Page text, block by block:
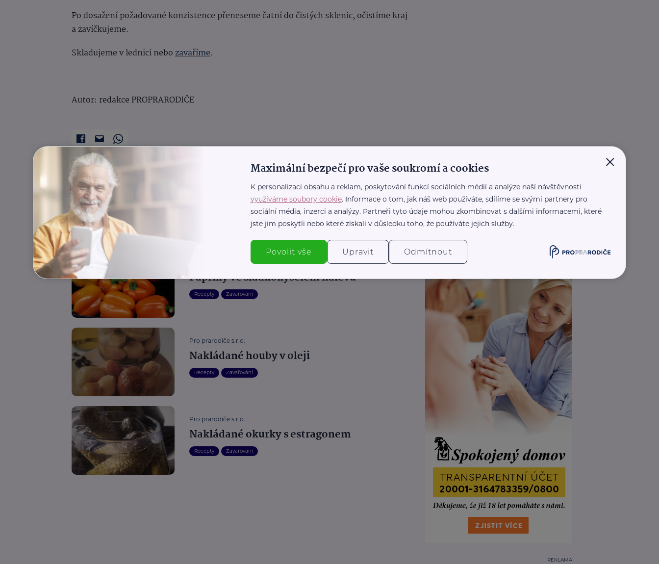
Po dosažení požadované konzistence přeneseme čatní do čistých sklenic, očistíme kraj
a zavíčkujeme.
Skladujeme v lednici nebozavaříme.
Autor: redakce PROPRARODIČE
Zavařování
Další články
Papriky ve sladkokyselém nálevu
Recepty Zavařování
Pro prarodiče s.r.o.
Nakládané houby v oleji
Recepty Zavařování
Pro prarodiče s.r.o.
Nakládané okurky s estragonem
Recepty Zavařování
REKLAMA
×
Maximální bezpečí pro vaše soukromí a cookies
K personalizaci obsahu a reklam, poskytování funkcí sociálních médií a analýze naší návštěvnosti
využíváme soubory cookie. Informace o tom, jak náš web používáte, sdílíme se svými partnery pro
sociální média, inzerci a analýzy. Partneři tyto údaje mohou zkombinovat s dalšími informacemi, které
jste jim poskytli nebo které získali v důsledku toho, že používáte jejich služby.
Povolit vše Upravit Odmítnout